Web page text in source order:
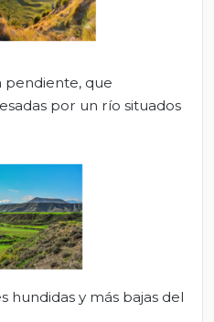
pendiente, que
por un río situados
hundidas y más bajas del